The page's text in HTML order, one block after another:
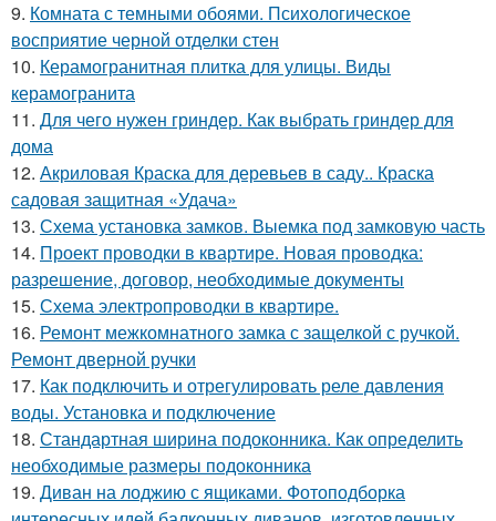
9. Комната с темными обоями. Психологическое
восприятие черной отделки стен
10. Керамогранитная плитка для улицы. Виды
керамогранита
11. Для чего нужен гриндер. Как выбрать гриндер для
дома
12. Акриловая Краска для деревьев в саду.. Краска
садовая защитная «Удача»
13. Схема установка замков. Выемка под замковую часть
14. Проект проводки в квартире. Новая проводка:
разрешение, договор, необходимые документы
15. Схема электропроводки в квартире.
16. Ремонт межкомнатного замка с защелкой с ручкой.
Ремонт дверной ручки
17. Как подключить и отрегулировать реле давления
воды. Установка и подключение
18. Стандартная ширина подоконника. Как определить
необходимые размеры подоконника
19. Диван на лоджию с ящиками. Фотоподборка